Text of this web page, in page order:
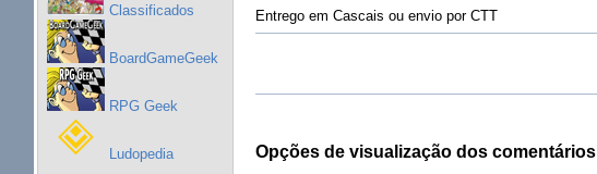
Classificados
BoardGameGeek
RPG Geek
Ludopedia
Entrego em Cascais ou envio por CTT
Opções de visualização dos comentários